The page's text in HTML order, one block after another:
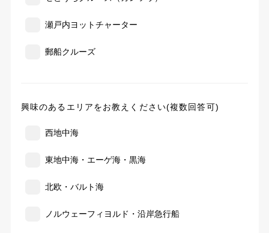
瀬戸内ヨットチャーター
郵船クルーズ
興味のあるエリアをお教えください(複数回答可)
西地中海
東地中海・エーゲ海・黒海
北欧・バルト海
ノルウェーフィヨルド・沿岸急行船